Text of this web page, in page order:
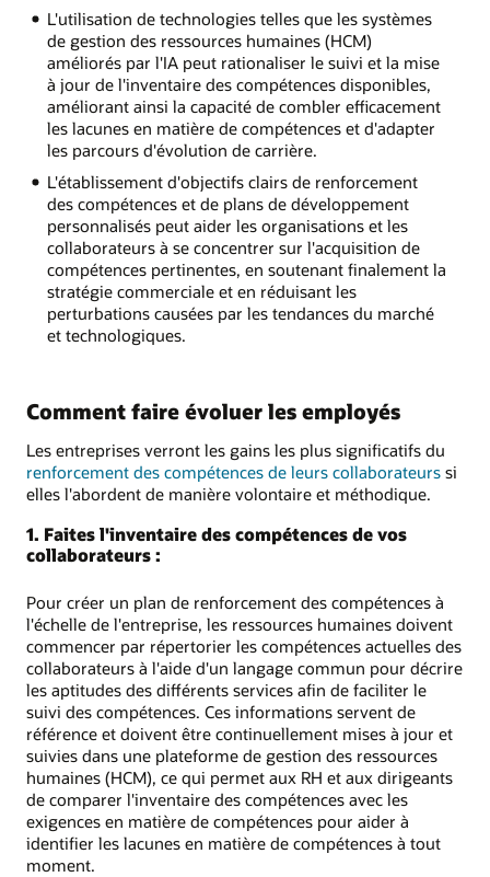
L'utilisation de technologies telles que les systèmes
de gestion des ressources humaines (HCM)
améliorés par l'IA peut rationaliser le suivi et la mise
à jour de l'inventaire des compétences disponibles,
améliorant ainsi la capacité de combler efficacement
les lacunes en matière de compétences et d'adapter
les parcours d'évolution de carrière.
L'établissement d'objectifs clairs de renforcement
des compétences et de plans de développement
personnalisés peut aider les organisations et les
collaborateurs à se concentrer sur l'acquisition de
compétences pertinentes, en soutenant finalement la
stratégie commerciale et en réduisant les
perturbations causées par les tendances du marché
et technologiques.
Comment faire évoluer les employés
Les entreprises verront les gains les plus significatifs du
renforcement des compétences de leurs collaborateurs si
elles l'abordent de manière volontaire et méthodique.
1. Faites l'inventaire des compétences de vos
collaborateurs :
Pour créer un plan de renforcement des compétences à
l'échelle de l'entreprise, les ressources humaines doivent
commencer par répertorier les compétences actuelles des
collaborateurs à l'aide d'un langage commun pour décrire
les aptitudes des différents services afin de faciliter le
suivi des compétences. Ces informations servent de
référence et doivent être continuellement mises à jour et
suivies dans une plateforme de gestion des ressources
humaines (HCM), ce qui permet aux RH et aux dirigeants
de comparer l'inventaire des compétences avec les
exigences en matière de compétences pour aider à
identifier les lacunes en matière de compétences à tout
moment.